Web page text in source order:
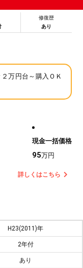
修復歴
あり
万円台～購入ＯＫ
現金一括価格
95万円
詳しくはこちら
H23(2011)年
2年付
あり